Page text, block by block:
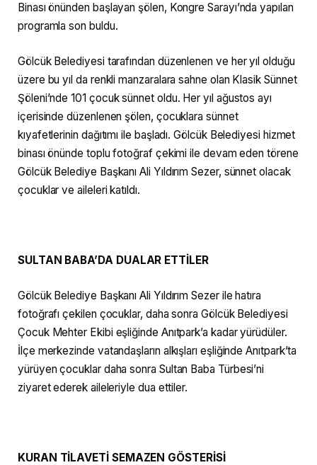
Binası önünden başlayan şölen, Kongre Sarayı’nda yapılan
programla son buldu.
Gölcük Belediyesi tarafından düzenlenen ve her yıl olduğu
üzere bu yıl da renkli manzaralara sahne olan Klasik Sünnet
Şöleni’nde 101 çocuk sünnet oldu. Her yıl ağustos ayı
içerisinde düzenlenen şölen, çocuklara sünnet
kıyafetlerinin dağıtımı ile başladı. Gölcük Belediyesi hizmet
binası önünde toplu fotoğraf çekimi ile devam eden törene
Gölcük Belediye Başkanı Ali Yıldırım Sezer, sünnet olacak
çocuklar ve aileleri katıldı.
SULTAN BABA’DA DUALAR ETTİLER
Gölcük Belediye Başkanı Ali Yıldırım Sezer ile hatıra
fotoğrafı çekilen çocuklar, daha sonra Gölcük Belediyesi
Çocuk Mehter Ekibi eşliğinde Anıtpark’a kadar yürüdüler.
İlçe merkezinde vatandaşların alkışları eşliğinde Anıtpark’ta
yürüyen çocuklar daha sonra Sultan Baba Türbesi’ni
ziyaret ederek aileleriyle dua ettiler.
KURAN TİLAVETİ SEMAZEN GÖSTERİSİ